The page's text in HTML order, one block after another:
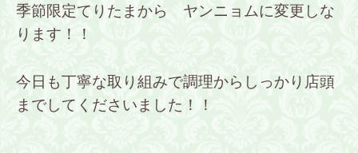
季節限定てりたまから ヤンニョムに変更しな
ります！！
今日も丁寧な取り組みで調理からしっかり店頭
までしてくださいました！！